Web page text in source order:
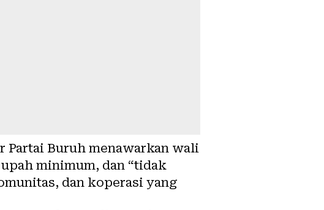
Partai Buruh menawarkan wali
minimum, dan “tidak
dan koperasi yang